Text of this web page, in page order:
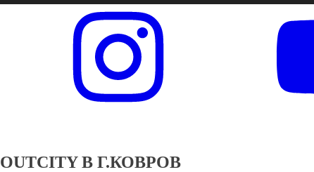
В Г.КОВРОВ